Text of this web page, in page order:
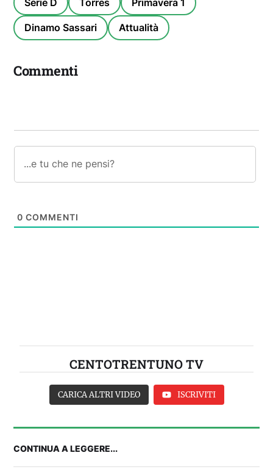
Serie D Torres Primavera 1
Dinamo Sassari Attualità
Commenti
0 COMMENTI
CENTOTRENTUNO TV
CARICA ALTRI VIDEO ISCRIVITI
CONTINUA A LEGGERE...